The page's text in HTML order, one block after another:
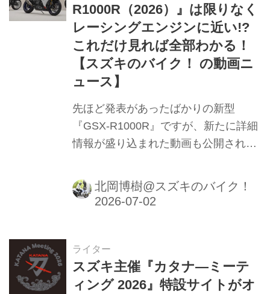
R1000R（2026）』は限りなく
レーシングエンジンに近い!?
これだけ見れば全部わかる！
【スズキのバイク！ の動画ニ
ュース】
先ほど発表があったばかりの新型
『GSX-R1000R』ですが、新たに詳細
情報が盛り込まれた動画も公開されて
北岡博樹@スズキのバイク！
ライター
スズキ主催『カタナ―ミーテ
ィング 2026』特設サイトがオ